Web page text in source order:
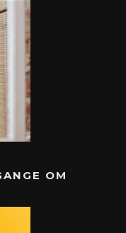
OM